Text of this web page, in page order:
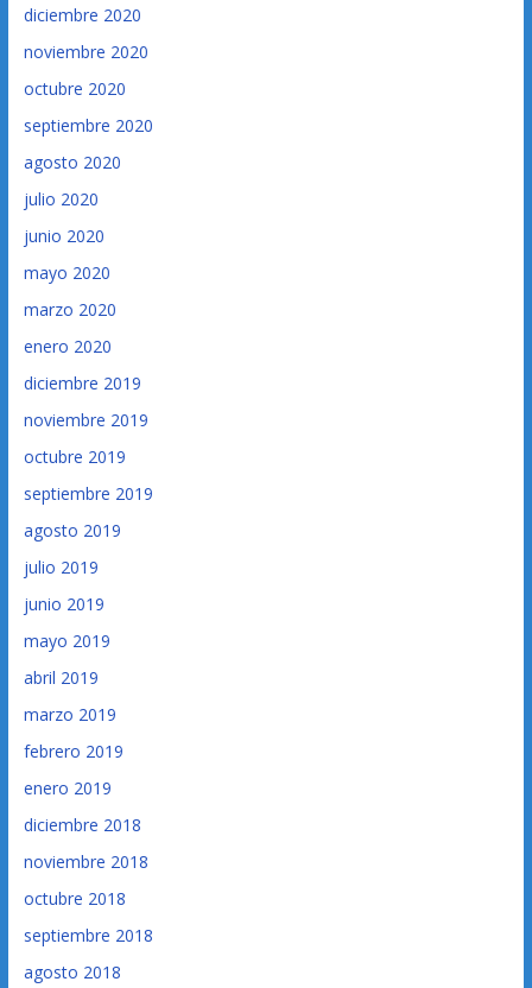
diciembre 2020
noviembre 2020
octubre 2020
septiembre 2020
agosto 2020
julio 2020
junio 2020
mayo 2020
marzo 2020
enero 2020
diciembre 2019
noviembre 2019
octubre 2019
septiembre 2019
agosto 2019
julio 2019
junio 2019
mayo 2019
abril 2019
marzo 2019
febrero 2019
enero 2019
diciembre 2018
noviembre 2018
octubre 2018
septiembre 2018
agosto 2018